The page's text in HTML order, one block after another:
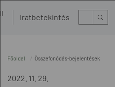
Iratbetekintés Kereső
Főoldal Összefonódás-bejelentések
2022. 11. 29.